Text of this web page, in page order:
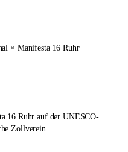
× Manifesta 16 Ruhr
16 Ruhr auf der UNESCO-
Zollverein